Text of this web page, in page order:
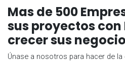
Mas de 500
sus proyectos
crecer sus
Únase a nosotros para hacer de